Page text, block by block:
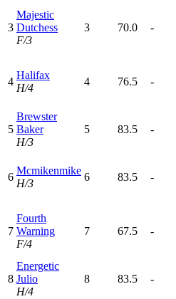
3
Majestic
Dutchess
F/3
3 70.0 -
4
Halifax
H/4
4 76.5 -
5
Brewster
Baker
H/3
5 83.5 -
6
Mcmikenmike
H/3
6 83.5 -
7
Fourth
Warning
F/4
7 67.5 -
8
Energetic
Julio
H/4
8 83.5 -